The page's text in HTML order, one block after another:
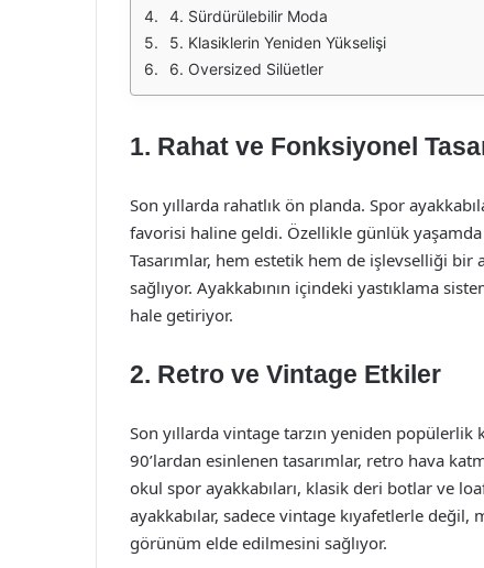
4. Sürdürülebilir Moda
5. Klasiklerin Yeniden Yükselişi
6. Oversized Silüetler
1. Rahat ve Fonksiyonel
Son yıllarda rahatlık ön planda. Spor
favorisi haline geldi. Özellikle günlük
Tasarımlar, hem estetik hem de işlevselliği bir
sağlıyor. Ayakkabının içindeki yastıklama
hale getiriyor.
2. Retro ve Vintage Etkiler
Son yıllarda vintage tarzın yeniden popülerlik
90’lardan esinlenen tasarımlar, retro hava
okul spor ayakkabıları, klasik deri botlar ve
ayakkabılar, sadece vintage kıyafetlerle
görünüm elde edilmesini sağlıyor.